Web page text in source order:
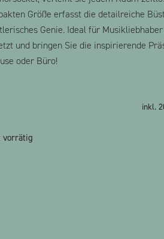
Größe erfasst die detailreiche
Genie. Ideal für
und bringen Sie die inspirierende
oder Büro!
inkl.
vorrätig